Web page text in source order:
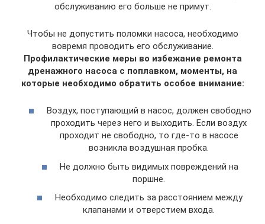
обслуживанию его больше не примут.
Чтобы не допустить поломки насоса, необходимо
вовремя проводить его обслуживание.
Профилактические меры во избежание ремонта
дренажного насоса с поплавком, моменты, на
которые необходимо обратить особое внимание:
Воздух, поступающий в насос, должен свободно
проходить через него и выходить. Если воздух
проходит не свободно, то где-то в насосе
возникла воздушная пробка.
Не должно быть видимых повреждений на
поршне.
Необходимо следить за расстоянием между
клапанами и отверстием входа.